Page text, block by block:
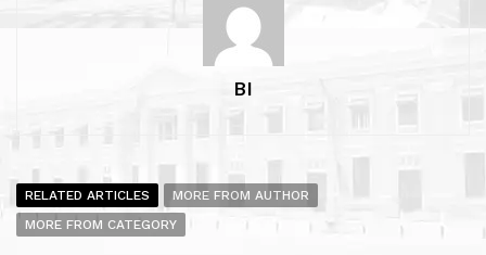
BI
RELATED ARTICLES
MORE FROM AUTHOR
MORE FROM CATEGORY